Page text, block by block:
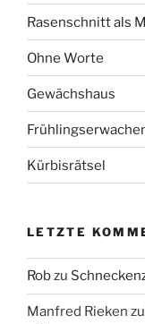
Rasenschnitt als
Ohne Worte
Gewächshaus
Kürbisrätsel
LETZTE
Robzu
Manfred Rieken zu